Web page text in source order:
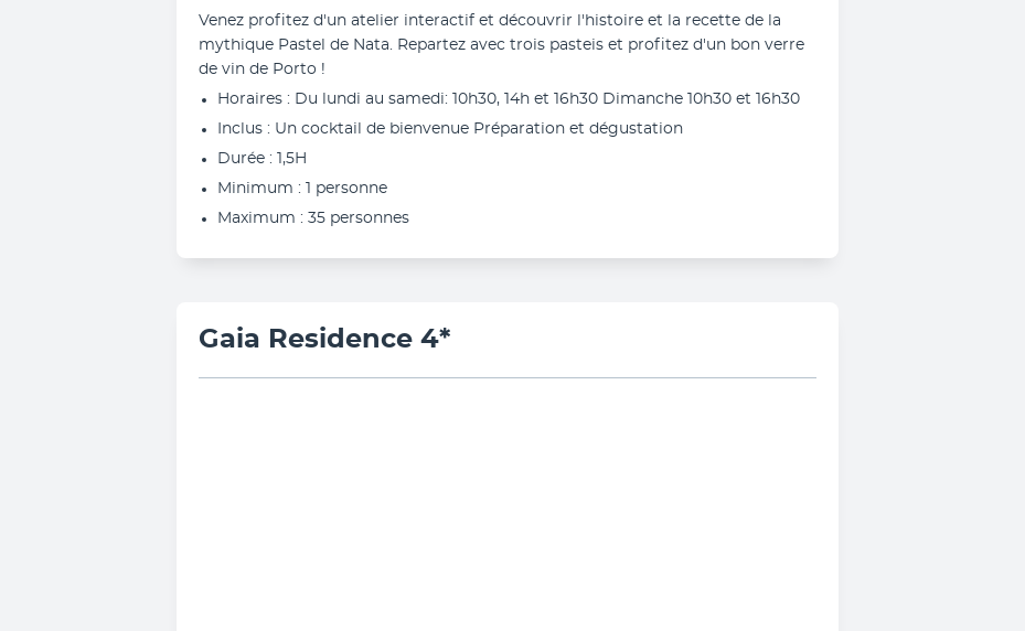
Venez profitez d'un atelier interactif et découvrir l'histoire et la recette de la
mythique Pastel de Nata. Repartez avec trois pasteis et profitez d'un bon verre
de vin de Porto !
Horaires : Du lundi au samedi: 10h30, 14h et 16h30 Dimanche 10h30 et 16h30
Inclus : Un cocktail de bienvenue Préparation et dégustation
Durée : 1,5H
Minimum : 1 personne
Maximum : 35 personnes
Gaia Residence 4*